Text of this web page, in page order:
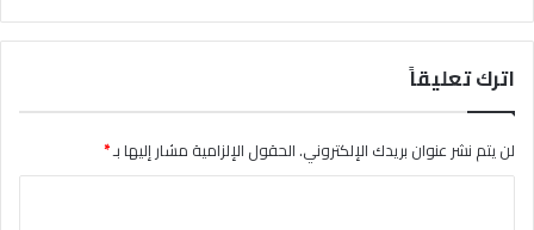
اترك تعليقاً
لن يتم نشر عنوان بريدك الإلكتروني.الحقول الإلزامية مشار إليها بـ*